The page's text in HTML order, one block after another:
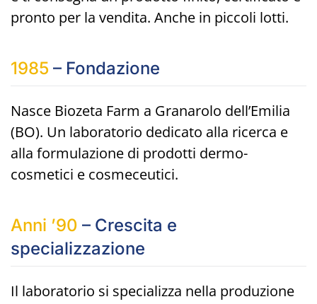
pronto per la vendita. Anche in piccoli lotti.
1985 – Fondazione
Nasce Biozeta Farm a Granarolo dell’Emilia
(BO). Un laboratorio dedicato alla ricerca e
alla formulazione di prodotti dermo-
cosmetici e cosmeceutici.
Anni ’90 – Crescita e
specializzazione
Il laboratorio si specializza nella produzione